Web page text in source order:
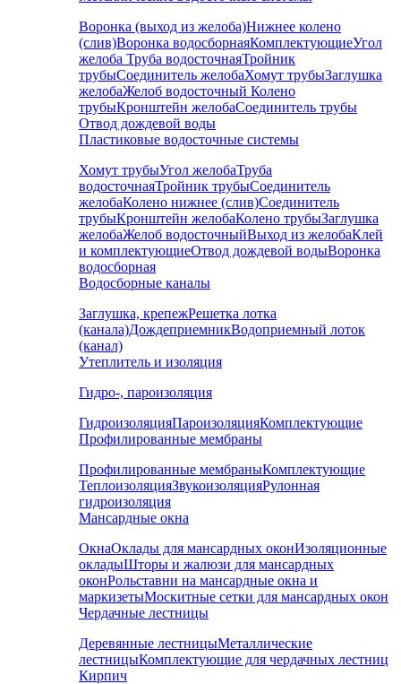
Воронка (выход из желоба)Нижнее колено
(слив)Воронка водосборнаяКомплектующиеУгол
желоба Труба водосточнаяТройник
трубыСоединитель желобаХомут трубыЗаглушка
желобаЖелоб водосточный Колено
трубыКронштейн желобаСоединитель трубы
Отвод дождевой воды
Пластиковые водосточные системы
Хомут трубыУгол желобаТруба
водосточнаяТройник трубыСоединитель
желобаКолено нижнее (слив)Соединитель
трубыКронштейн желобаКолено трубыЗаглушка
желобаЖелоб водосточныйВыход из желобаКлей
и комплектующиеОтвод дождевой водыВоронка
водосборная
Водосборные каналы
Заглушка, крепежРешетка лотка
(канала)ДождеприемникВодоприемный лоток
(канал)
Утеплитель и изоляция
Гидро-, пароизоляция
ГидроизоляцияПароизоляцияКомплектующие
Профилированные мембраны
Профилированные мембраныКомплектующие
ТеплоизоляцияЗвукоизоляцияРулонная
гидроизоляция
Мансардные окна
ОкнаОклады для мансардных оконИзоляционные
окладыШторы и жалюзи для мансардных
оконРольставни на мансардные окна и
маркизетыМоскитные сетки для мансардных окон
Чердачные лестницы
Деревянные лестницыМеталлические
лестницыКомплектующие для чердачных лестниц
Кирпич